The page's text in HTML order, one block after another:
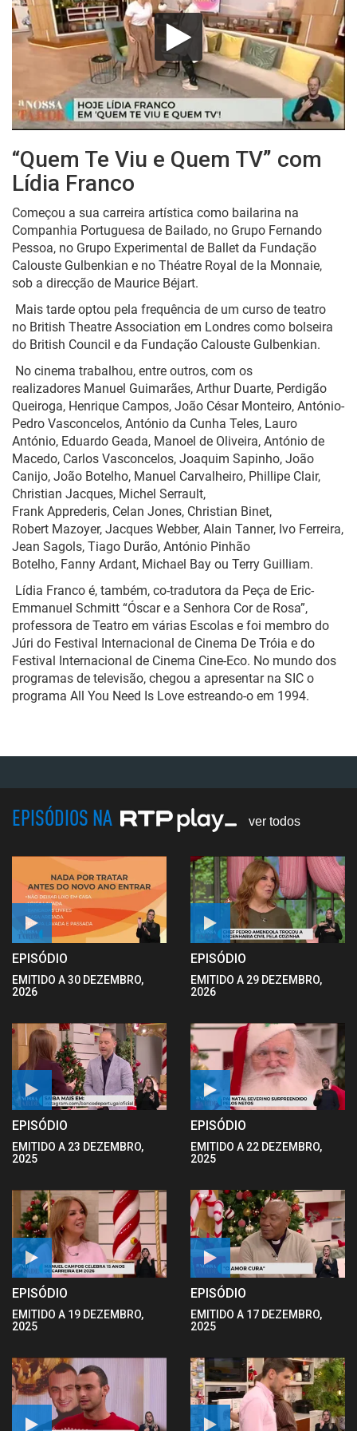
“Quem Te Viu e Quem TV” com
Lídia Franco
Começou a sua carreira artística como bailarina na
Companhia Portuguesa de Bailado, no Grupo Fernando
Pessoa, no Grupo Experimental de Ballet da Fundação
Calouste Gulbenkian e no Théatre Royal de la Monnaie,
sob a direcção de Maurice Béjart.
Mais tarde optou pela frequência de um curso de teatro
no British Theatre Association em Londres como bolseira
do British Council e da Fundação Calouste Gulbenkian.
No cinema trabalhou, entre outros, com os
realizadores Manuel Guimarães, Arthur Duarte, Perdigão
Queiroga, Henrique Campos, João César Monteiro, António-
Pedro Vasconcelos, António da Cunha Teles, Lauro
António, Eduardo Geada, Manoel de Oliveira, António de
Macedo, Carlos Vasconcelos, Joaquim Sapinho, João
Canijo, João Botelho, Manuel Carvalheiro, Phillipe Clair,
Christian Jacques, Michel Serrault,
Frank Apprederis, Celan Jones, Christian Binet,
Robert Mazoyer, Jacques Webber, Alain Tanner, Ivo Ferreira,
Jean Sagols, Tiago Durão, António Pinhão
Botelho, Fanny Ardant, Michael Bay ou Terry Guilliam.
Lídia Franco é, também, co-tradutora da Peça de Eric-
Emmanuel Schmitt “Óscar e a Senhora Cor de Rosa”,
professora de Teatro em várias Escolas e foi membro do
Júri do Festival Internacional de Cinema De Tróia e do
Festival Internacional de Cinema Cine-Eco. No mundo dos
programas de televisão, chegou a apresentar na SIC o
programa All You Need Is Love estreando-o em 1994.
EPISÓDIOS NA ver todos
EPISÓDIO
EMITIDO A 30 DEZEMBRO,
2026
EPISÓDIO
EMITIDO A 29 DEZEMBRO,
2026
EPISÓDIO
EMITIDO A 23 DEZEMBRO,
2025
EPISÓDIO
EMITIDO A 22 DEZEMBRO,
2025
EPISÓDIO
EMITIDO A 19 DEZEMBRO,
2025
EPISÓDIO
EMITIDO A 17 DEZEMBRO,
2025